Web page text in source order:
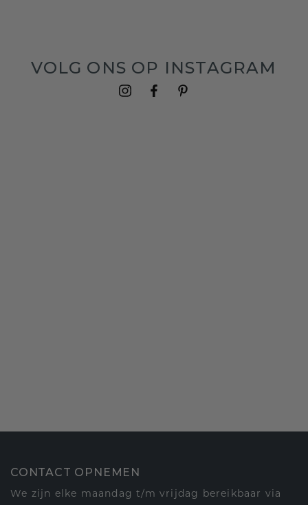
VOLG ONS OP INSTAGRAM
CONTACT OPNEMEN
We zijn elke maandag t/m vrijdag bereikbaar via